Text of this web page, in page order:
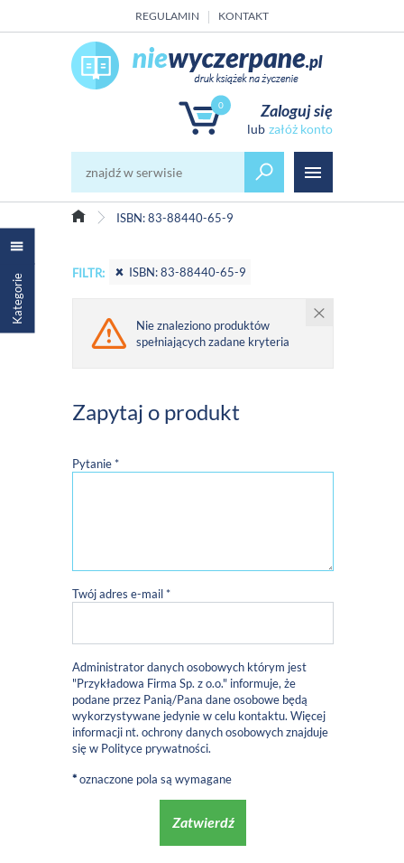
REGULAMIN KONTAKT
0 Zaloguj się
załóż konto
ISBN: 83-88440-65-9
Kategorie FILTR: ISBN: 83-88440-65-9
Nie znaleziono produktów
spełniających zadane kryteria
Zapytaj o produkt
Pytanie *
Twój adres e-mail *
Administrator danych osobowych którym jest
"Przykładowa Firma Sp. z o.o." informuje, że
podane przez Panią/Pana dane osobowe będą
wykorzystywane jedynie w celu kontaktu. Więcej
informacji nt. ochrony danych osobowych znajduje
się w Polityce prywatności.
*oznaczone pola są wymagane
Zatwierdź